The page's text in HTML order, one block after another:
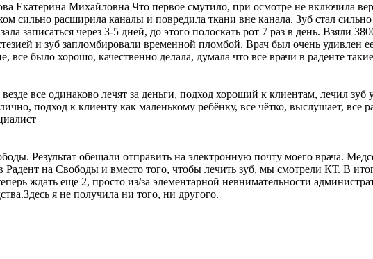
Екатерина Михайловна Что первое смутило, при осмотре не включила
сильно расширила каналы и повредила ткани вне канала. Зуб стал
записаться через 3-5 дней, до этого полоскать рот 7 раз в день. Взяли
и зуб запломбировали временной пломбой. Врач был очень удивлен
было хорошо, качественно делала, думала что все врачи в раденте
все одинаково лечят за деньги, подход хороший к клиентам, лечил
подход к клиенту как маленькому ребёнку, все чётко, выслушает, все
Результат обещали отправить на электронную почту моего врача.
на Свободы и вместо того, чтобы лечить зуб, мы смотрели КТ. В
ждать еще 2, просто из/за элементарной невнимательности
я не получила ни того, ни другого.